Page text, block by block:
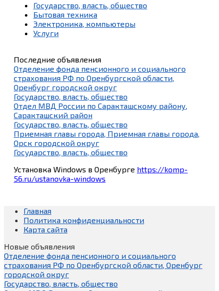
Государство, власть, общество
Бытовая техника
Электроника, компьютеры
Услуги
Последние объявления
Отделение фонда пенсионного и социального
страхования РФ по Оренбургской области,
Оренбург городской округ
Государство, власть, общество
Отдел МВД России по Саракташскому району,
Саракташский район
Государство, власть, общество
Приемная главы города, Приемная главы города,
Орск городской округ
Государство, власть, общество
Установка Windows в Оренбурге https://komp-
56.ru/ustanovka-windows
Главная
Политика конфиденциальности
Карта сайта
Новые объявления
Отделение фонда пенсионного и социального
страхования РФ по Оренбургской области, Оренбург
городской округ
Государство, власть, общество